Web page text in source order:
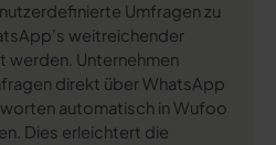
Umfragen zu
weitreichender
werden. Unternehmen
direkt über WhatsApp
automatisch in Wufoo
Dies erleichtert die